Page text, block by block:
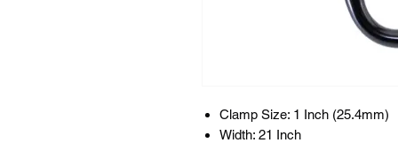
Clamp Size: 1 Inch (25.4mm)
Width: 21 Inch